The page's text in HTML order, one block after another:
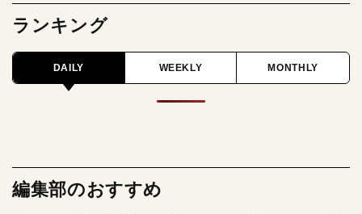
ランキング
DAILY WEEKLY MONTHLY
編集部のおすすめ